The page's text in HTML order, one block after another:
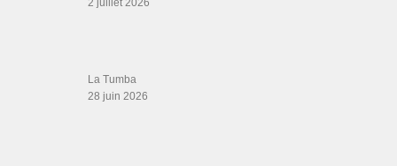
La Tumba
28 juin 2026